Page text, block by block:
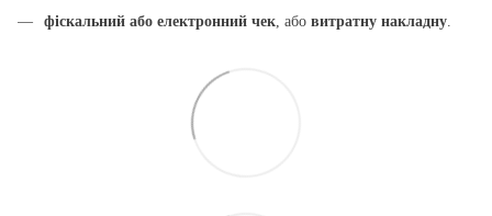
фіскальний або електронний чек , або витратну накладну